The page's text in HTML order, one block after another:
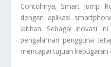
Contohnya, Smart Jump
dengan aplikasi
latihan. Sebagai inovasi
pengalaman pengguna
mencapai tujuan kebugaran